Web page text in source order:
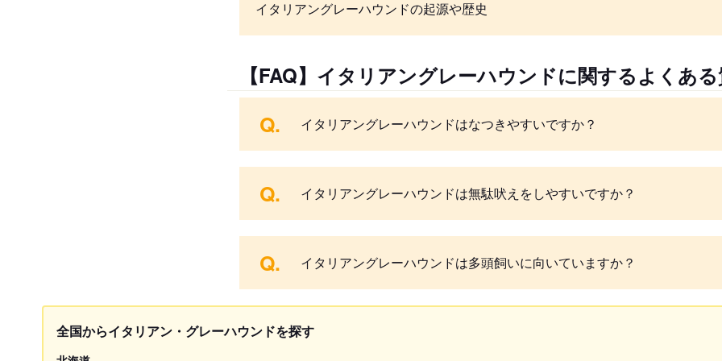
イタリアングレーハウンドの起源や歴史
【FAQ】イタリアングレーハウンドに関するよくあ
Q. イタリアングレーハウンドはなつきやすいですか？
Q. イタリアングレーハウンドは無駄吠えをしやすいですか？
Q. イタリアングレーハウンドは多頭飼いに向いていますか？
全国からイタリアン・グレーハウンドを探す